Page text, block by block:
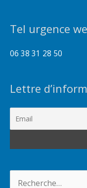
Tel urgence
06 38 31 28 50
Lettre